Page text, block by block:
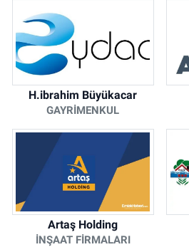
H.ibrahim Büyükacar
GAYRIMENKUL
Artaş Holding
İNŞAAT FIRMALARI